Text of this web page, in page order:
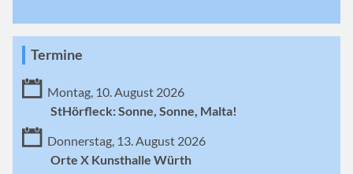
Termine
Montag, 10. August 2026
StHörfleck: Sonne, Sonne, Malta!
Donnerstag, 13. August 2026
Orte X Kunsthalle Würth